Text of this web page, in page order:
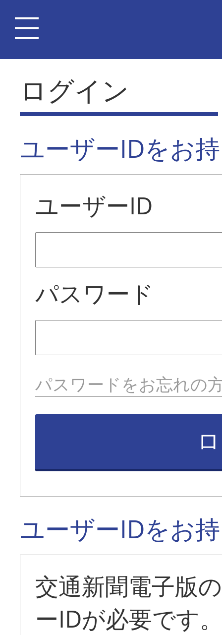
ログイン
ユーザーIDをお
ユーザーID
パスワード
パスワードをお忘れの
ユーザーIDをお
交通新聞電子版
ーIDが必要です